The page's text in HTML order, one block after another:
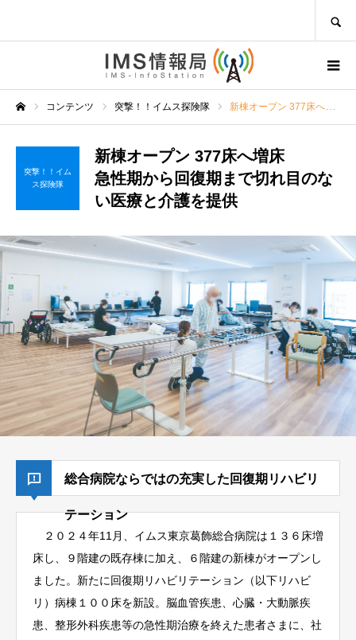
コンテンツ 突撃！！イムス探険隊 新棟オープン 377床へ増床急性期から回復期まで切れ目のない医療と介護を提供
突撃！！イム
ス探険隊
新棟オープン 377床へ増床
急性期から回復期まで切れ目のな
い医療と介護を提供
総合病院ならではの充実した回復期リハビリ
テーション
２０２４年11月、イムス東京葛飾総合病院は１３６床増
床し、９階建の既存棟に加え、６階建の新棟がオープンし
ました。新たに回復期リハビリテーション（以下リハビ
リ）病棟１００床を新設。脳血管疾患、心臓・大動脈疾
患、整形外科疾患等の急性期治療を終えた患者さまに、社